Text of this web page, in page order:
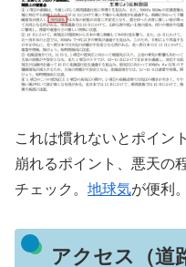
これは慣れないとポイン
崩れるポイント、悪天の
チェック。 地球気が便利。
アクセス（道